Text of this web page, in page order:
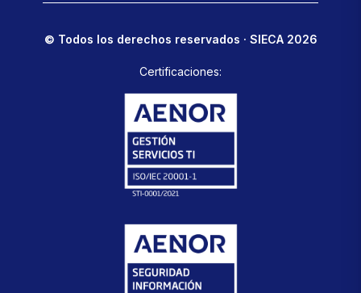
© Todos los derechos reservados · SIECA 2026
Certificaciones: